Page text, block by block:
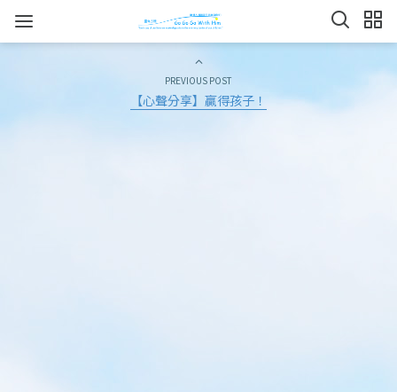
PREVIOUS POST
【心聲分享】贏得孩子！